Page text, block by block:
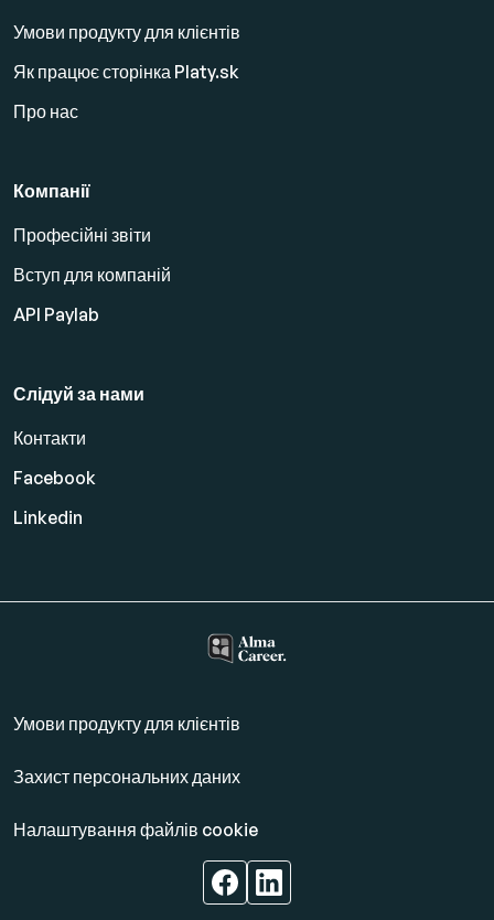
Умови продукту для клієнтів
Як працює сторінка Platy.sk
Про нас
Компанії
Професійні звіти
Вступ для компаній
API Paylab
Слідуй за нами
Контакти
Facebook
Linkedin
Умови продукту для клієнтів
Захист персональних даних
Налаштування файлів cookie